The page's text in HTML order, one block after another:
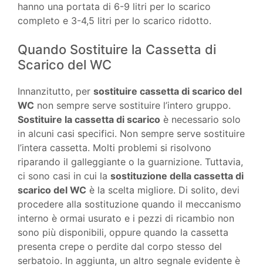
hanno una portata di 6-9 litri per lo scarico
completo e 3-4,5 litri per lo scarico ridotto.
Quando Sostituire la Cassetta di
Scarico del WC
Innanzitutto, per sostituire cassetta di scarico del
WC non sempre serve sostituire l’intero gruppo.
Sostituire la cassetta di scarico è necessario solo
in alcuni casi specifici. Non sempre serve sostituire
l’intera cassetta. Molti problemi si risolvono
riparando il galleggiante o la guarnizione. Tuttavia,
ci sono casi in cui la sostituzione della cassetta di
scarico del WC è la scelta migliore. Di solito, devi
procedere alla sostituzione quando il meccanismo
interno è ormai usurato e i pezzi di ricambio non
sono più disponibili, oppure quando la cassetta
presenta crepe o perdite dal corpo stesso del
serbatoio. In aggiunta, un altro segnale evidente è